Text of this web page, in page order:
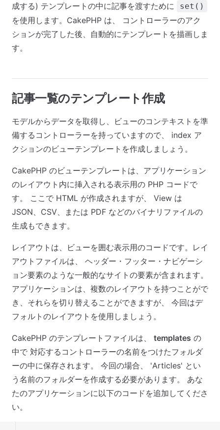
成する) テンプレートの中に記事を渡すために
set()
を使用します。CakePHP は、 コントローラーのアク
ションが完了した後、自動的にテンプレートを描画しま
す。
記事一覧のテンプレート作成
モデルからデータを取得し、ビューのコンテキストを準
備するコントローラーを持っていますので、 index ア
クションのビューテンプレートを作成しましょう。
CakePHP のビューテンプレートは、アプリケーション
のレイアウト内に挿入される表示用の PHP コードで
す。 ここで HTML が作成されますが、 View は
JSON、CSV、または PDF などのバイナリファイルの
生成もできます。
レイアウトは、ビューを囲む表示用のコードです。レイ
アウトファイルは、 ヘッダー・フッター・ナビゲーシ
ョン要素のような一般的なサイトの要素が含まれます。
アプリケーションは、複数のレイアウトを持つことがで
き、それらを切り替えることができますが、 今回はデ
フォルトのレイアウトを使用しましょう。
CakePHP のテンプレートファイルは、 templates の
中で 対応するコントローラーの名前をつけたフォルダ
ーの中に保存されます。 今回の場合、 'Articles' とい
う名前のフォルダーを作成する必要があります。 あな
たのアプリケーションに以下のコードを追加してくださ
い。